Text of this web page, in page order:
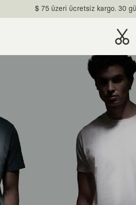
$ 75 üzeri ücretsiz kargo. 30